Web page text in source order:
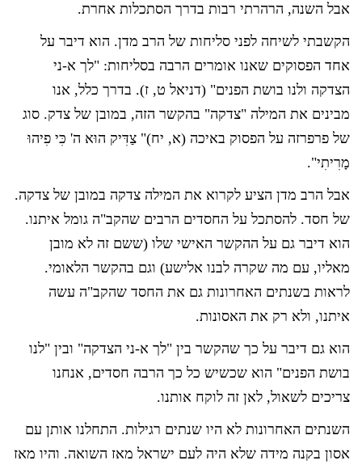
אבל השנה, הרהרתי רבות בדרך הסתכלות אחרת.
הקשבתי לשיחה לפני סליחות של הרב מדן. הוא דיבר על
אחד הפסוקים שאנו אומרים הרבה בסליחות: "לך א-ני
הצדקה ולנו בושת הפנים" (דניאל ט, ז). בדרך כלל, אנו
מבינים את המילה "צדקה" בהקשר הזה, במובן של צדק. סוג
של פרפרזה על הפסוק באיכה (א, יח)" צַדִּיק הוּא ה' כִּי פִיהוּ
מָרִיתִי".
אבל הרב מדן הציע לקרוא את המילה צדקה במובן של צדקה.
של חסד. להסתכל על החסדים הרבים שהקב"ה גומל איתנו.
הוא דיבר גם על ההקשר האישי שלו (ששם זה לא מובן
מאליו, עם מה שקרה לבנו אלישע) וגם בהקשר הלאומי.
לראות בשנתים האחרונות גם את החסד שהקב"ה עשה
איתנו, ולא רק את האסונות.
הוא גם דיבר על כך שהקשר בין "לך א-ני הצדקה" ובין "לנו
בושת הפנים" הוא שכשיש כל כך הרבה חסדים, אנחנו
צריכים לשאול, לאן זה לוקח אותנו.
השנתים האחרונות לא היו שנתים רגילות. התחלנו אותן עם
אסון בקנה מידה שלא היה לעם ישראל מאז השואה. והיו מאז